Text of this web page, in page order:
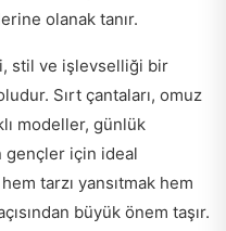
olanak tanır.
stil ve işlevselliği bir
Sırt çantaları, omuz
modeller, günlük
gençler için ideal
tarzı yansıtmak hem
büyük önem taşır.